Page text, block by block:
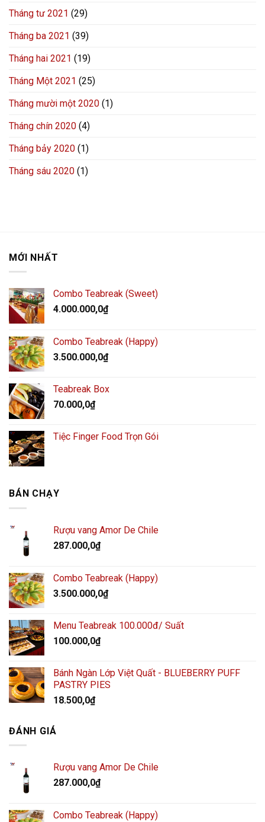
Tháng tư 2021 (29)
Tháng ba 2021 (39)
Tháng hai 2021 (19)
Tháng Một 2021 (25)
Tháng mười một 2020 (1)
Tháng chín 2020 (4)
Tháng bảy 2020 (1)
Tháng sáu 2020 (1)
MỚI NHẤT
Combo Teabreak (Sweet)
4.000.000,0₫
Combo Teabreak (Happy)
3.500.000,0₫
Teabreak Box
70.000,0₫
Tiệc Finger Food Trọn Gói
BÁN CHẠY
Rượu vang Amor De Chile
287.000,0₫
Combo Teabreak (Happy)
3.500.000,0₫
Menu Teabreak 100.000đ/ Suất
100.000,0₫
Bánh Ngàn Lớp Việt Quất - BLUEBERRY PUFF
PASTRY PIES
18.500,0₫
ĐÁNH GIÁ
Rượu vang Amor De Chile
287.000,0₫
Combo Teabreak (Happy)